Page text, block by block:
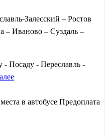
Залесский – Ростов
– Иваново – Суздаль –
- Посаду - Переславль -
в автобусе Предоплата